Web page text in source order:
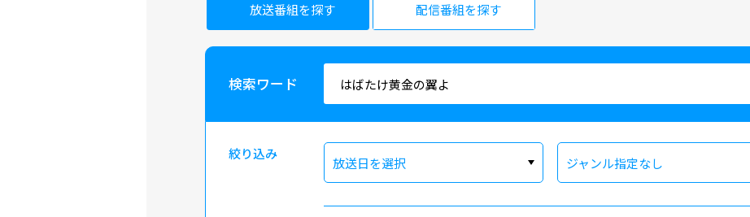
放送番組を探す 配信番組を探す
検索ワード
絞り込み
放送日を選択 ジャンル指定なし